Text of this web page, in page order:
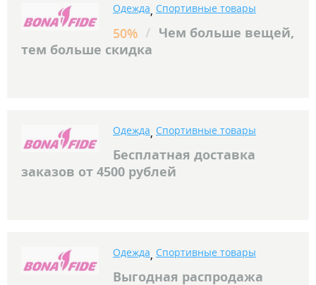
Одежда, Спортивные товары
50% / Чем больше вещей,
тем больше скидка
Одежда, Спортивные товары
Бесплатная доставка
заказов от 4500 рублей
Одежда, Спортивные товары
Выгодная распродажа